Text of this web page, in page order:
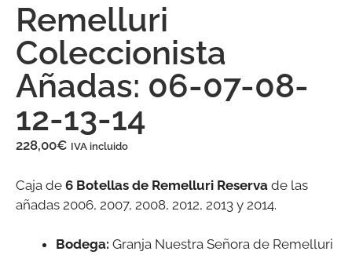
Remelluri
Coleccionista
Añadas: 06-07-08-
12-13-14
228,00€ IVA incluido
Caja de 6 Botellas de Remelluri Reserva de las
añadas 2006, 2007, 2008, 2012, 2013 y 2014.
Bodega: Granja Nuestra Señora de Remelluri